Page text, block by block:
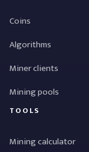
Coins
Algorithms
Miner clients
Mining pools
TOOLS
Mining calculator